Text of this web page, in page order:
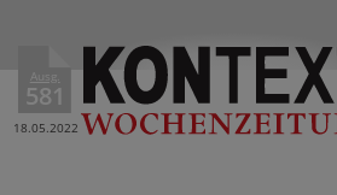
Ausg.
581
18.05.2022